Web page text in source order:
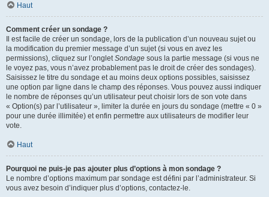
Haut
Comment créer un sondage ?
Il est facile de créer un sondage, lors de la publication d’un nouveau sujet ou
la modification du premier message d’un sujet (si vous en avez les
permissions), cliquez sur l’ongletSondage sous la partie message (si vous ne
le voyez pas, vous n’avez probablement pas le droit de créer des sondages).
Saisissez le titre du sondage et au moins deux options possibles, saisissez
une option par ligne dans le champ des réponses. Vous pouvez aussi indiquer
le nombre de réponses qu’un utilisateur peut choisir lors de son vote dans
« Option(s) par l’utilisateur », limiter la durée en jours du sondage (mettre « 0 »
pour une durée illimitée) et enfin permettre aux utilisateurs de modifier leur
vote.
Haut
Pourquoi ne puis-je pas ajouter plus d’options à mon sondage ?
Le nombre d’options maximum par sondage est défini par l’administrateur. Si
vous avez besoin d’indiquer plus d’options, contactez-le.